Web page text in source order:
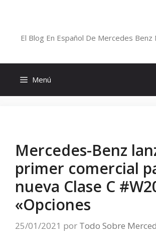
El Blog En Español De Mercedes Benz
Menú
Mercedes-Benz
primer comercial
nueva Clase C
«Opciones
25/01/2021 por Todo Sobre